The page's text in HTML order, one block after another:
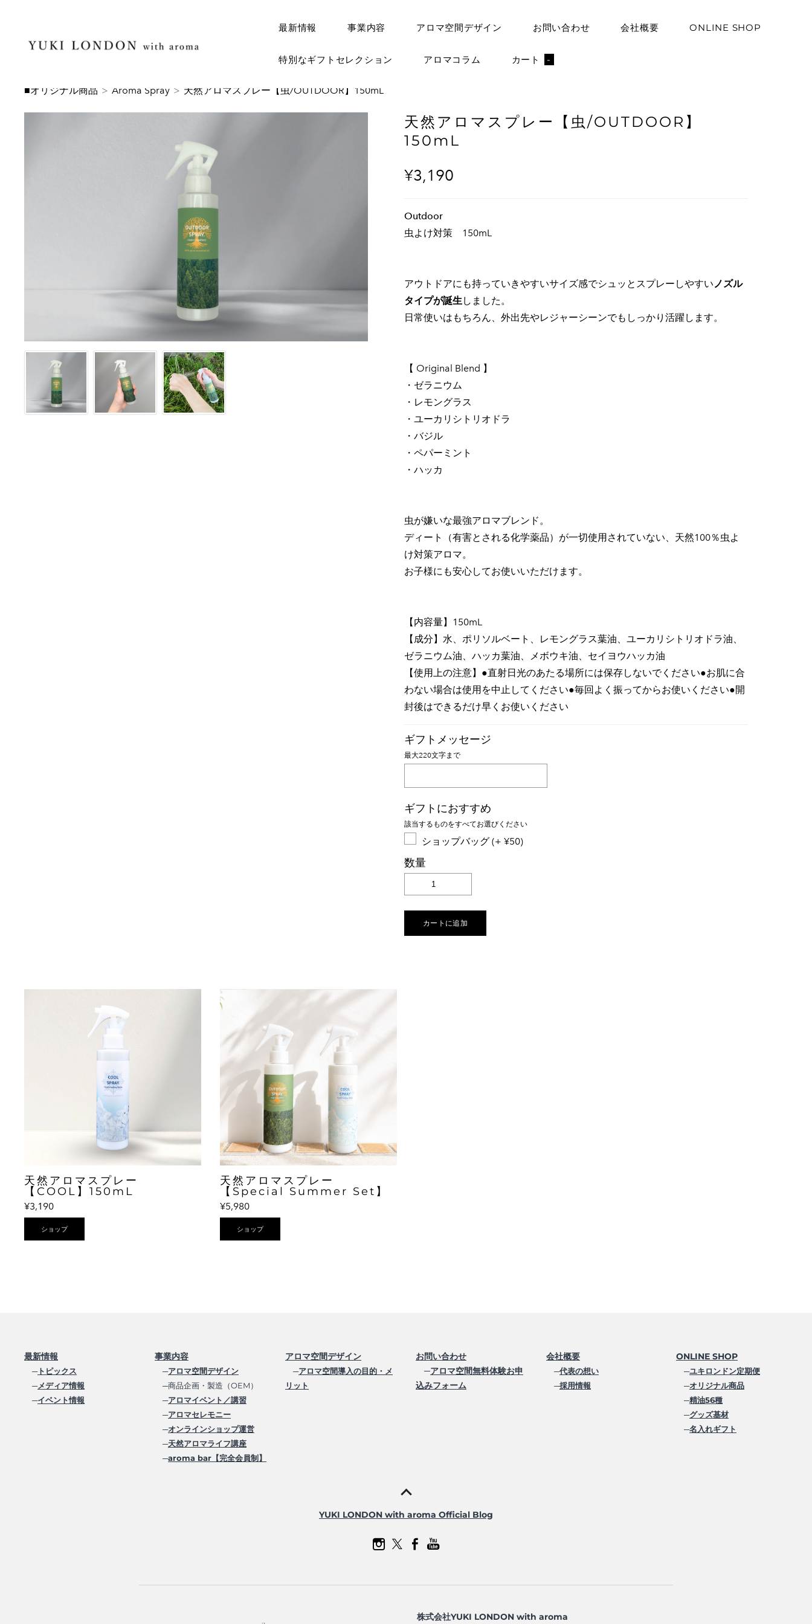
最新情報 事業内容 アロマ空間デザイン お問い合わせ 会社概要 ONLINE SHOP
特別なギフトセレクション アロマコラム カート -
■オリジナル商品 > Aroma Spray > 天然アロマスプレー【虫/OUTDOOR】150mL
天然アロマスプレー【虫/OUTDOOR】
150mL
¥3,190
Outdoor
虫よけ対策 150mL
アウトドアにも持っていきやすいサイズ感でシュッとスプレーしやすいノズル
タイプが誕生しました。
日常使いはもちろん、外出先やレジャーシーンでもしっかり活躍します。
【 Original Blend 】
・ゼラニウム
・レモングラス
・ユーカリシトリオドラ
・バジル
・ペパーミント
・ハッカ
虫が嫌いな最強アロマブレンド。
ディート（有害とされる化学薬品）が一切使用されていない、天然100％虫よ
け対策アロマ。
お子様にも安心してお使いいただけます。
【内容量】150mL
【成分】水、ポリソルベート、レモングラス葉油、ユーカリシトリオドラ油、
ゼラニウム油、ハッカ葉油、メボウキ油、セイヨウハッカ油
【使用上の注意】●直射日光のあたる場所には保存しないでください●お肌に合
わない場合は使用を中止してください●毎回よく振ってからお使いください●開
封後はできるだけ早くお使いください
ギフトメッセージ
最大220文字まで
ギフトにおすすめ
該当するものをすべてお選びください
ショップバッグ (+ ¥50)
数量
カートに追加
天然アロマスプレー
【COOL】150mL
¥3,190
ショップ
天然アロマスプレー
【Special Summer Set】
¥5,980
ショップ
最新情報
─トピックス
─メディア情報
─イベント情報
事業内容
─アロマ空間デザイン
─商品企画・製造（OEM）
─アロマイベント／講習
─アロマセレモニー
─オンラインショップ運営
─天然アロマライフ講座
─aroma bar【完全会員制】
アロマ空間デザイン
─アロマ空間導入の目的・メ
リット
お問い合わせ
─アロマ空間無料体験お申
込みフォーム
会社概要
─代表の想い
─採用情報
ONLINE SHOP
─ユキロンドン定期便
─オリジナル商品
─精油56種
─グッズ基材
─名入れギフト
YUKI LONDON with aroma Official Blog
株式会社YUKI LONDON with aroma